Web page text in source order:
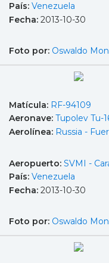
País: Venezuela
Fecha: 2013-10-30
Foto por: Oswaldo
Matícula: RF-94109
Aeronave: Tupolev Tu-
Aerolínea: Russia -
Aeropuerto: SVMI -
País: Venezuela
Fecha: 2013-10-30
Foto por: Oswaldo